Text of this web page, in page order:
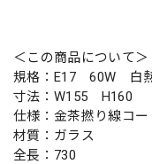
＜この商品について＞
規格：E17 60W 白
寸法：W155 H160
仕様：金茶撚り線コー
材質：ガラス
全長：730